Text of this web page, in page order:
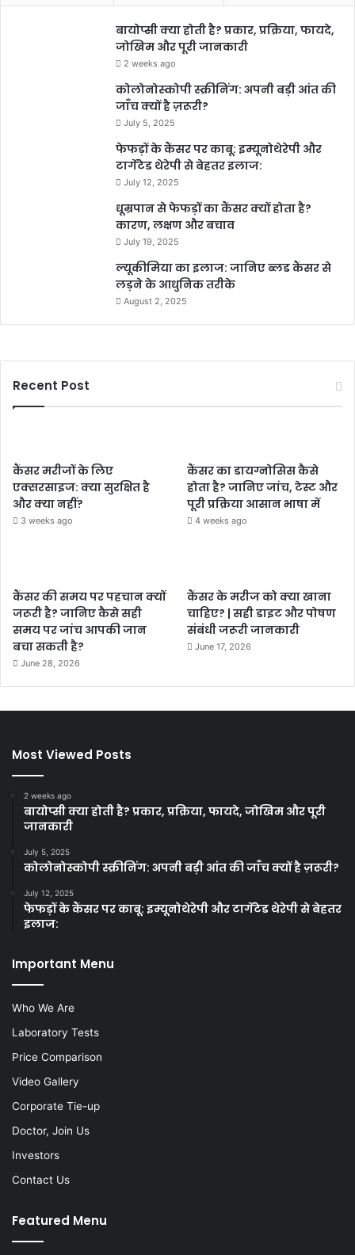
बायोप्सी क्या होती है? प्रकार, प्रक्रिया, फायदे,
जोखिम और पूरी जानकारी
2 weeks ago
कोलोनोस्कोपी स्क्रीनिंग: अपनी बड़ी आंत की
जाँच क्यों है ज़रूरी?
July 5, 2025
फेफड़ों के कैंसर पर काबू: इम्यूनोथेरेपी और
टार्गेटेड थेरेपी से बेहतर इलाज:
July 12, 2025
धूम्रपान से फेफड़ों का कैंसर क्यों होता है?
कारण, लक्षण और बचाव
July 19, 2025
ल्यूकीमिया का इलाज: जानिए ब्लड कैंसर से
लड़ने के आधुनिक तरीके
August 2, 2025
Recent Post
कैंसर मरीजों के लिए
एक्सरसाइज: क्या सुरक्षित है
और क्या नहीं?
3 weeks ago
कैंसर का डायग्नोसिस कैसे
होता है? जानिए जांच, टेस्ट और
पूरी प्रक्रिया आसान भाषा में
4 weeks ago
कैंसर की समय पर पहचान क्यों
जरूरी है? जानिए कैसे सही
समय पर जांच आपकी जान
बचा सकती है?
June 28, 2026
कैंसर के मरीज को क्या खाना
चाहिए? | सही डाइट और पोषण
संबंधी जरूरी जानकारी
June 17, 2026
Most Viewed Posts
2 weeks ago
बायोप्सी क्या होती है? प्रकार, प्रक्रिया, फायदे, जोखिम और पूरी
जानकारी
July 5, 2025
कोलोनोस्कोपी स्क्रीनिंग: अपनी बड़ी आंत की जाँच क्यों है ज़रूरी?
July 12, 2025
फेफड़ों के कैंसर पर काबू: इम्यूनोथेरेपी और टार्गेटेड थेरेपी से बेहतर
इलाज:
Important Menu
Who We Are
Laboratory Tests
Price Comparison
Video Gallery
Corporate Tie-up
Doctor, Join Us
Investors
Contact Us
Featured Menu